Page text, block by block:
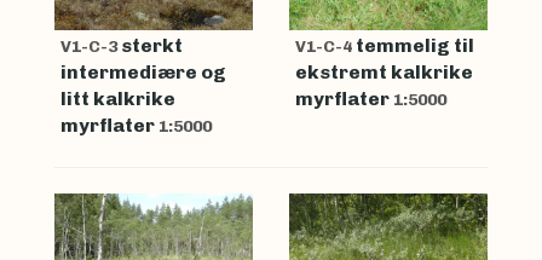
V1-C-3sterkt
intermediære og
litt kalkrike
myrflater 1:5000
V1-C-4 temmelig til
ekstremt kalkrike
myrflater 1:5000